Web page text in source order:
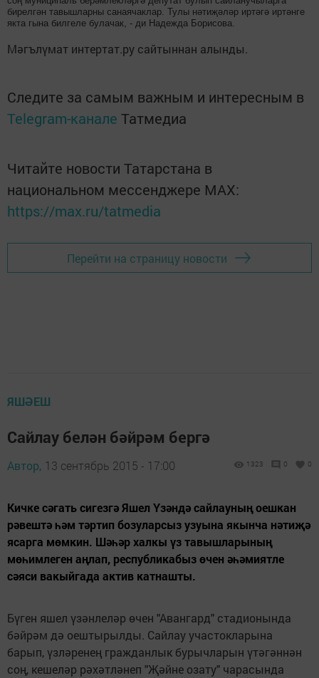
бирелгән тавышларны санаячаклар. Тулы нәтиҗәләр иртәгә иртәнге
якта гына билгеле булачак, - ди Надежда Борисова.
Мәгълүмат интертат.ру сайтыннан алынды.
Следите за самым важным и интересным в
Telegram-канале Татмедиа
Читайте новости Татарстана в
национальном мессенджере MАХ:
https://max.ru/tatmedia
Перейти на страницу новости
ЯШӘЕШ
Сайлау белән бәйрәм бергә
Автор, 13 сентябрь 2015 - 17:00 1323 0 0
Кичке сәгать сигезгә Яшел Үзәндә сайлауның оешкан
рәвештә һәм тәртип бозуларсыз узуына якынча нәтиҗә
ясарга мөмкин. Шәһәр халкы үз тавышларының
мөһимлеген аңлап, республикабыз өчен әһәмиятле
сәяси вакыйгада актив катнашты.
Бүген яшел үзәнлеләр өчен "Авангард" стадионында
бәйрәм дә оештырылды. Сайлау участокларына
барып, үзләренең гражданлык бурычларын үтәгәннән
соң, кешеләр рәхәтләнеп "Җәйне озату" чарасында